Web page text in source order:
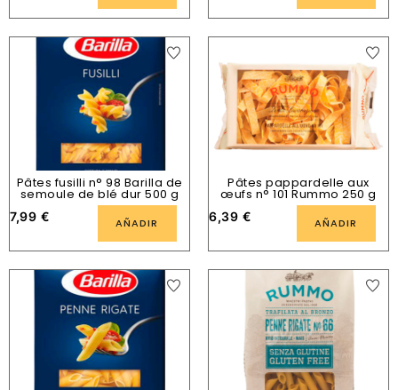
Pâtes fusilli n° 98 Barilla de
semoule de blé dur 500 g
7,99 € AÑADIR
Pâtes pappardelle aux
œufs n° 101 Rummo 250 g
6,39 € AÑADIR